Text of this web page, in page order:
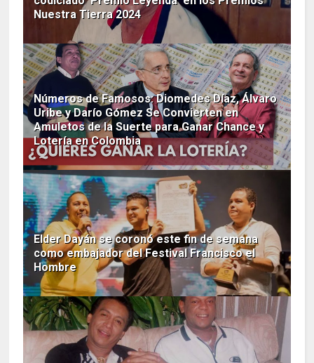
Nuestra Tierra 2024
Números de Famosos: Diomedes Díaz, Álvaro
Uribe y Darío Gómez Se Convierten en
Amuletos de la Suerte para Ganar Chance y
Lotería en Colombia
Elder Dayán se coronó este fin de semana
como embajador del Festival Francisco el
Hombre